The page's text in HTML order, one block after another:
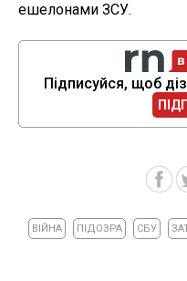
ешелонами ЗСУ.
Підписуйся, щоб
ВІЙНА ПІДОЗРА СБУ